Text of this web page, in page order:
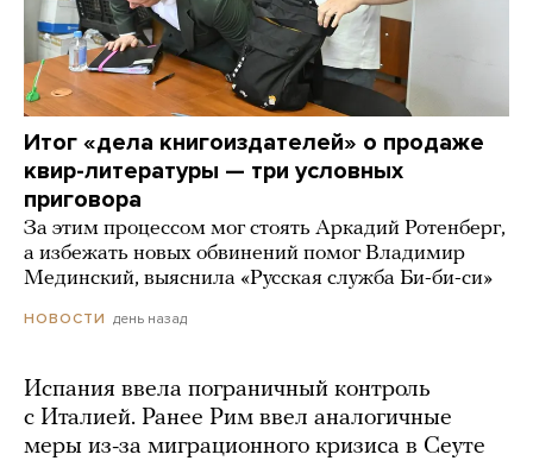
Итог «дела книгоиздателей» о продаже
квир-литературы — три условных
приговора
За этим процессом мог стоять Аркадий Ротенберг,
а избежать новых обвинений помог Владимир
Мединский, выяснила «Русская служба Би-би-си»
НОВОСТИ день назад
Испания ввела пограничный контроль
с Италией. Ранее Рим ввел аналогичные
меры из-за миграционного кризиса в Сеуте